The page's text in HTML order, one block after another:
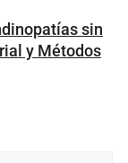
sin
y Métodos